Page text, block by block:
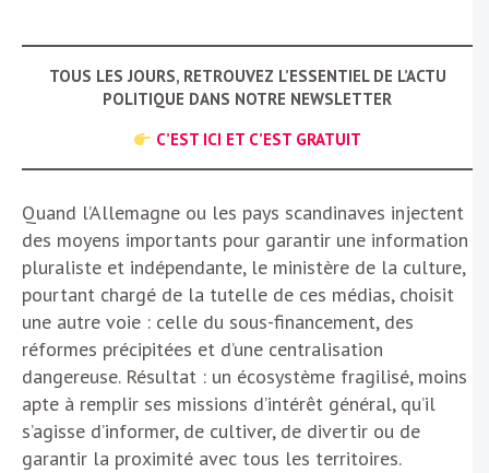
TOUS LES JOURS, RETROUVEZ L’ESSENTIEL DE L’ACTU
POLITIQUE DANS NOTRE NEWSLETTER
C’EST ICI ET C’EST GRATUIT
Quand l’Allemagne ou les pays scandinaves injectent
des moyens importants pour garantir une information
pluraliste et indépendante, le ministère de la culture,
pourtant chargé de la tutelle de ces médias, choisit
une autre voie : celle du sous-financement, des
réformes précipitées et d’une centralisation
dangereuse. Résultat : un écosystème fragilisé, moins
apte à remplir ses missions d’intérêt général, qu’il
s’agisse d’informer, de cultiver, de divertir ou de
garantir la proximité avec tous les territoires.